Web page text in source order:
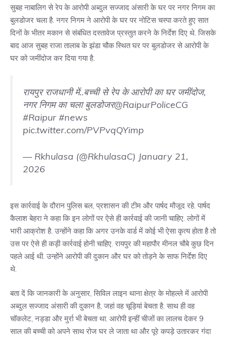
सुबह नाबालिग से रेप के आरोपी अब्दुल सज्जाद अंसारी के घर पर नगर निगम का
बुलडोजर चला है. नगर निगम ने आरोपी के घर पर नोटिस चस्पा करते हुए सात
दिनों के भीतर मकान से संबंधित दस्तावेज प्रस्तुत करने के निर्देश दिए थे. जिसके
बाद आज सुबह राजा तालाब के झंडा चौक स्थित घर पर बुलडोजर से आरोपी के
घर को जमींदोज कर दिया गया है.
रायपुर राजधानी में..बच्ची से रेप के आरोपी का घर जमींदोज,
नगर निगम का चला बुलडोजर@RaipurPoliceCG
#Raipur #news
pic.twitter.com/PVPvqQYimp
— Rkhulasa (@RkhulasaC) January 21,
2026
इस कार्रवाई के दौरान पुलिस बल, प्रशासन की टीम और पार्षद मौजूद रहे. पार्षद
कैलाश बेहरा ने कहा कि इन लोगों पर ऐसे ही कार्रवाई की जानी चाहिए. लोगों में
भारी आक्रोश है. उन्होंने कहा कि अगर उनके वार्ड में कोई भी ऐसा कृत्य होता है तो
उस पर ऐसे ही कड़ी कार्रवाई होनी चाहिए. रायपुर की महापौर मीनल चौबे कुछ दिन
पहले आई थी. उन्होंने आरोपी की दुकान और घर को तोड़ने के साफ निर्देश दिए
थे.
बता दें कि जानकारी के अनुसार, सिविल लाइन थाना क्षेत्र के मोहल्ले में आरोपी
अब्दुल सज्जाद अंसारी की दुकान है, जहां वह चूड़ियां बेचता है. साथ ही वह
चॉकलेट, नड्डा और मुर्रा भी बेचता था. आरोपी इन्हीं चीजों का लालच देकर 9
साल की बच्ची को अपने साथ रोज घर ले जाता था और पूरे कपड़े उतारकर गंदा